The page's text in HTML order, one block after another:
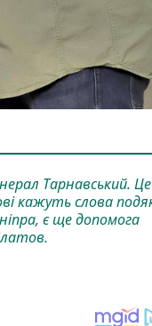
Тарнавський. Це
кажуть слова
є ще допомога